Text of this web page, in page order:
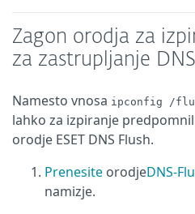
Zagon orodja za
za zastrupljanje
Namesto vnosa ipconfig /
lahko za izpiranje
orodje ESET DNS Flush.
Prenesite orodjeDNS-
namizje.